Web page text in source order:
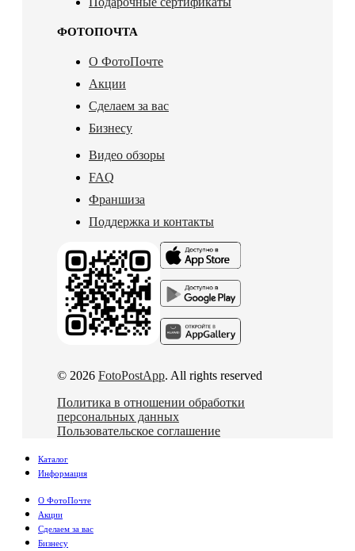
ФОТОПОЧТА
О ФотоПочте
Акции
Сделаем за вас
Бизнесу
Видео обзоры
FAQ
Франшиза
Поддержка и контакты
© 2026 FotoPostApp. All rights reserved
Политика в отношении обработки
персональных данных
Пользовательское соглашение
Каталог
Информация
О ФотоПочте
Акции
Сделаем за вас
Бизнесу